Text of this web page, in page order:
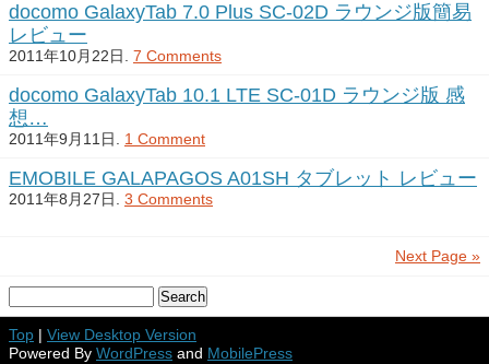
docomo GalaxyTab 7.0 Plus SC-02D ラウンジ版簡易
レビュー
2011年10月22日. 7 Comments
docomo GalaxyTab 10.1 LTE SC-01D ラウンジ版 感
想…
2011年9月11日. 1 Comment
EMOBILE GALAPAGOS A01SH タブレット レビュー
2011年8月27日. 3 Comments
Next Page »
Top | View Desktop Version
Powered By WordPress and MobilePress